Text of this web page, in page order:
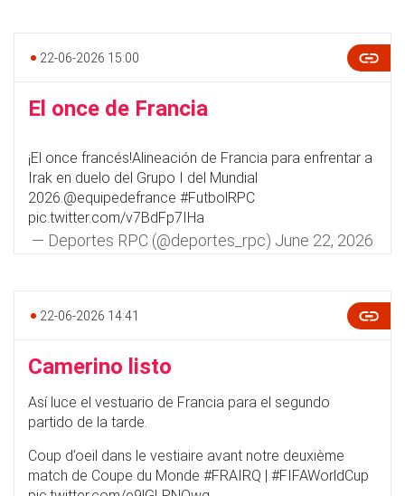
22-06-2026 15:00
El once de Francia
¡El once francés!Alineación de Francia para enfrentar a
Irak en duelo del Grupo I del Mundial
2026.@equipedefrance #FutbolRPC
pic.twitter.com/v7BdFp7IHa
— Deportes RPC (@deportes_rpc) June 22, 2026
22-06-2026 14:41
Camerino listo
Así luce el vestuario de Francia para el segundo
partido de la tarde.
Coup d’oeil dans le vestiaire avant notre deuxième
match de Coupe du Monde #FRAIRQ | #FIFAWorldCup